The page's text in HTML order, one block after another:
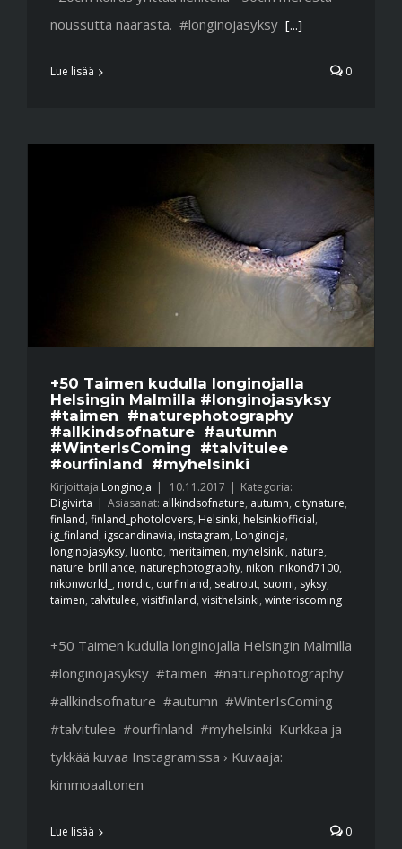
noussutta naarasta. #longinojasyksy [...]
Lue lisää 0
+50 Taimen kudulla longinojalla
Helsingin Malmilla #longinojasyksy
#taimen #naturephotography
#allkindsofnature #autumn
#WinterIsComing #talvitulee
#ourfinland #myhelsinki
Kirjoittaja Longinoja | 10.11.2017 | Kategoria:
Digivirta | Asiasanat: allkindsofnature, autumn, citynature,
finland, finland_photolovers, Helsinki, helsinkiofficial,
ig_finland, igscandinavia, instagram, Longinoja,
longinojasyksy, luonto, meritaimen, myhelsinki, nature,
nature_brilliance, naturephotography, nikon, nikond7100,
nikonworld_ , nordic, ourfinland, seatrout, suomi, syksy,
taimen, talvitulee, visitfinland, visithelsinki, winteriscoming
+50 Taimen kudulla longinojalla Helsingin Malmilla
#longinojasyksy #taimen #naturephotography
#allkindsofnature #autumn #WinterIsComing
#talvitulee #ourfinland #myhelsinki Kurkkaa ja
tykkää kuvaa Instagramissa › Kuvaaja:
kimmoaaltonen
Lue lisää 0